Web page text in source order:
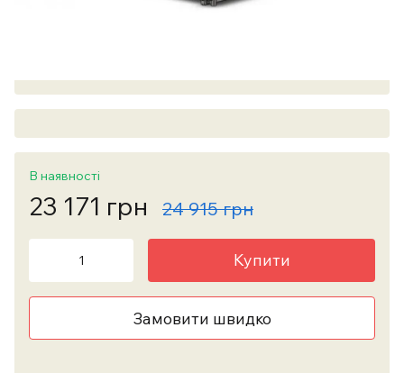
В наявності
23 171 грн 24 915 грн
Купити
Замовити швидко